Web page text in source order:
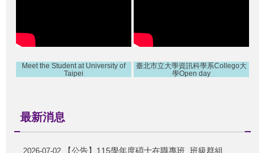
Meet the Student at University of
Taipei
臺北市立大學資訊科學系Collego大
學Open day
最新消息
2026-07-02 【公告】115學年度碩士在職專班_班級群組